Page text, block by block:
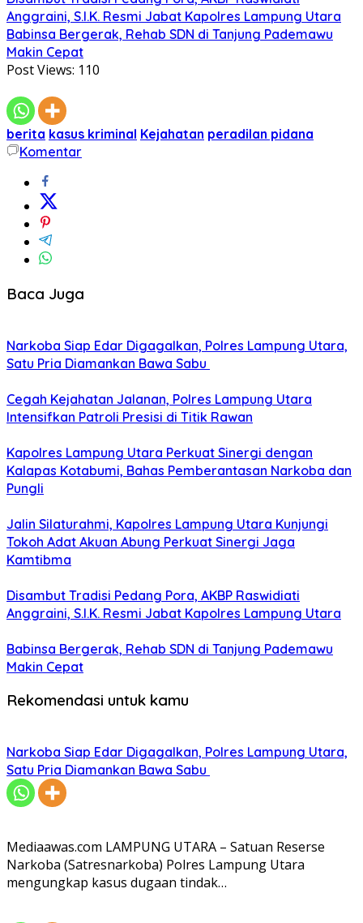
Anggraini, S.I.K. Resmi Jabat Kapolres Lampung Utara
Babinsa Bergerak, Rehab SDN di Tanjung Pademawu
Makin Cepat
Post Views: 110
berita kasus kriminal Kejahatan peradilan pidana
Komentar
Baca Juga
Narkoba Siap Edar Digagalkan, Polres Lampung Utara,
Satu Pria Diamankan Bawa Sabu
Cegah Kejahatan Jalanan, Polres Lampung Utara
Intensifkan Patroli Presisi di Titik Rawan
Kapolres Lampung Utara Perkuat Sinergi dengan
Kalapas Kotabumi, Bahas Pemberantasan Narkoba dan
Pungli
Jalin Silaturahmi, Kapolres Lampung Utara Kunjungi
Tokoh Adat Akuan Abung Perkuat Sinergi Jaga
Kamtibma
Disambut Tradisi Pedang Pora, AKBP Raswidiati
Anggraini, S.I.K. Resmi Jabat Kapolres Lampung Utara
Babinsa Bergerak, Rehab SDN di Tanjung Pademawu
Makin Cepat
Rekomendasi untuk kamu
Narkoba Siap Edar Digagalkan, Polres Lampung Utara,
Satu Pria Diamankan Bawa Sabu
Mediaawas.com LAMPUNG UTARA – Satuan Reserse
Narkoba (Satresnarkoba) Polres Lampung Utara
mengungkap kasus dugaan tindak…